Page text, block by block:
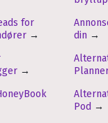
for
→
din →
→
Pod →